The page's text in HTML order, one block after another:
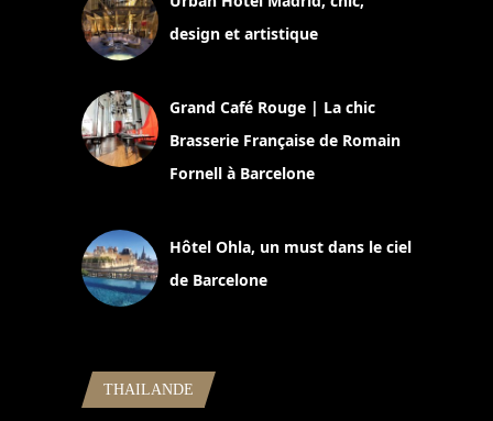
design et artistique
Grand Café Rouge | La chic
Brasserie Française de Romain
Fornell à Barcelone
Hôtel Ohla, un must dans le ciel
de Barcelone
THAILANDE